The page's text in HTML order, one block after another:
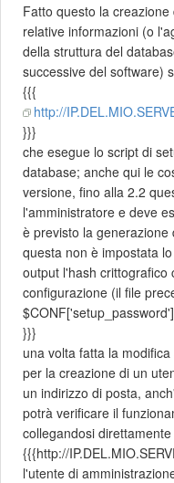
Fatto questo la
relative informazioni (o
della struttura del
successive del software)
{{{
http://
}}}
che esegue lo script di
database; anche qui le
versione, fino alla 2.2
l'amministratore e deve
è previsto la
questa non è impostata
output l'hash crittografico
configurazione (il file
}}}
una volta fatta la
per la creazione di un
un indirizzo di posta,
potrà verificare il
collegandosi
{{{http://
l'utente di